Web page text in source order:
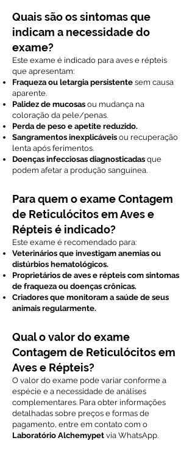
Quais são os sintomas que
indicam a necessidade do
exame?
Este exame é indicado para aves e répteis
que apresentam:
Fraqueza ou letargia persistente sem causa
aparente.
Palidez de mucosas ou mudança na
coloração da pele/penas.
Perda de peso e apetite reduzido.
Sangramentos inexplicáveis ou recuperação
lenta após ferimentos.
Doenças infecciosas diagnosticadas que
podem afetar a produção sanguínea.
Para quem o exame Contagem
de Reticulócitos em Aves e
Répteis é indicado?
Este exame é recomendado para:
Veterinários que investigam anemias ou
distúrbios hematológicos.
Proprietários de aves e répteis com sintomas
de fraqueza ou doenças crônicas.
Criadores que monitoram a saúde de seus
animais regularmente.
Qual o valor do exame
Contagem de Reticulócitos em
Aves e Répteis?
O valor do exame pode variar conforme a
espécie e a necessidade de análises
complementares. Para obter informações
detalhadas sobre preços e formas de
pagamento, entre em contato com o
Laboratório Alchemypet via WhatsApp.